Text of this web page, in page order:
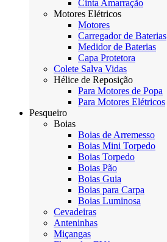
Cinta Amarração
Motores Elétricos
Motores
Carregador de Baterias
Medidor de Baterias
Capa Protetora
Colete Salva Vidas
Hélice de Reposição
Para Motores de Popa
Para Motores Elétricos
Pesqueiro
Boias
Boias de Arremesso
Boias Mini Torpedo
Boias Torpedo
Boias Pão
Boias Guia
Boias para Carpa
Boias Luminosa
Cevadeiras
Anteninhas
Miçangas